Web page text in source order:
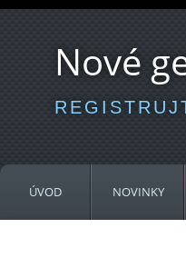
ÚVOD NOVINKY
Nové